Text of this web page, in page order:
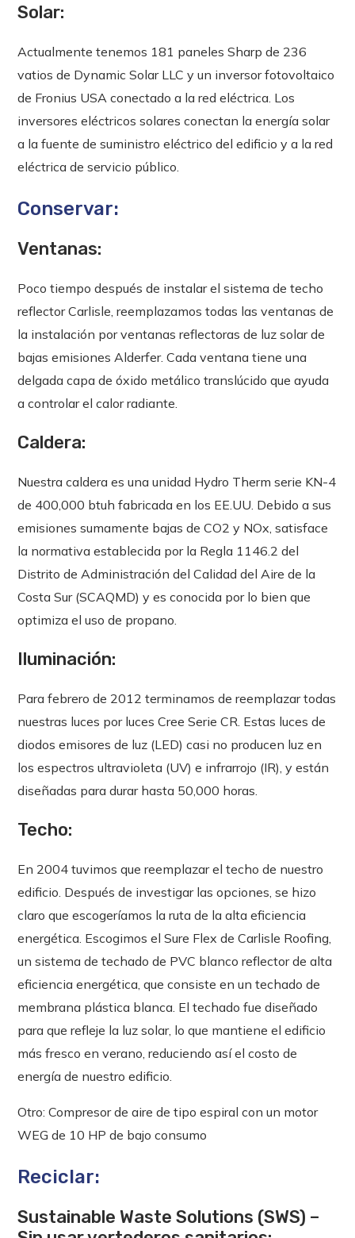
Solar:
Actualmente tenemos 181 paneles Sharp de 236
vatios de Dynamic Solar LLC y un inversor fotovoltaico
de Fronius USA conectado a la red eléctrica. Los
inversores eléctricos solares conectan la energía solar
a la fuente de suministro eléctrico del edificio y a la red
eléctrica de servicio público.
Conservar:
Ventanas:
Poco tiempo después de instalar el sistema de techo
reflector Carlisle, reemplazamos todas las ventanas de
la instalación por ventanas reflectoras de luz solar de
bajas emisiones Alderfer. Cada ventana tiene una
delgada capa de óxido metálico translúcido que ayuda
a controlar el calor radiante.
Caldera:
Nuestra caldera es una unidad Hydro Therm serie KN-4
de 400,000 btuh fabricada en los EE.UU. Debido a sus
emisiones sumamente bajas de CO2 y NOx, satisface
la normativa establecida por la Regla 1146.2 del
Distrito de Administración del Calidad del Aire de la
Costa Sur (SCAQMD) y es conocida por lo bien que
optimiza el uso de propano.
Iluminación:
Para febrero de 2012 terminamos de reemplazar todas
nuestras luces por luces Cree Serie CR. Estas luces de
diodos emisores de luz (LED) casi no producen luz en
los espectros ultravioleta (UV) e infrarrojo (IR), y están
diseñadas para durar hasta 50,000 horas.
Techo:
En 2004 tuvimos que reemplazar el techo de nuestro
edificio. Después de investigar las opciones, se hizo
claro que escogeríamos la ruta de la alta eficiencia
energética. Escogimos el Sure Flex de Carlisle Roofing,
un sistema de techado de PVC blanco reflector de alta
eficiencia energética, que consiste en un techado de
membrana plástica blanca. El techado fue diseñado
para que refleje la luz solar, lo que mantiene el edificio
más fresco en verano, reduciendo así el costo de
energía de nuestro edificio.
Otro: Compresor de aire de tipo espiral con un motor
WEG de 10 HP de bajo consumo
Reciclar:
Sustainable Waste Solutions (SWS) –